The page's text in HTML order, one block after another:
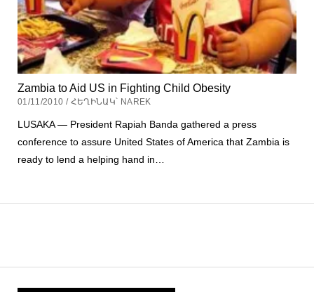
Zambia to Aid US in Fighting Child Obesity
01/11/2010 / ՀԵՂԻՆԱԿ՝ NAREK
LUSAKA — President Rapiah Banda gathered a press
conference to assure United States of America that Zambia is
ready to lend a helping hand in…